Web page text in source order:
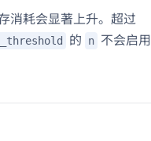
消耗会显著上升。超过
的 n 不会启用